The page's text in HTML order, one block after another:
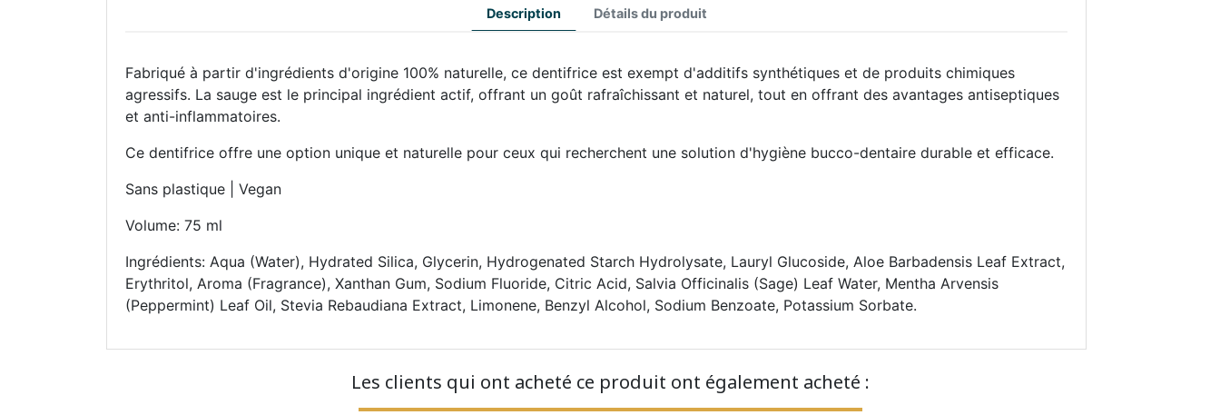
Description Détails du produit
Fabriqué à partir d'ingrédients d'origine 100% naturelle, ce dentifrice est exempt d'additifs synthétiques et de produits chimiques
agressifs. La sauge est le principal ingrédient actif, offrant un goût rafraîchissant et naturel, tout en offrant des avantages antiseptiques
et anti-inflammatoires.
Ce dentifrice offre une option unique et naturelle pour ceux qui recherchent une solution d'hygiène bucco-dentaire durable et efficace.
Sans plastique | Vegan
Volume: 75 ml
Ingrédients: Aqua (Water), Hydrated Silica, Glycerin, Hydrogenated Starch Hydrolysate, Lauryl Glucoside, Aloe Barbadensis Leaf Extract,
Erythritol, Aroma (Fragrance), Xanthan Gum, Sodium Fluoride, Citric Acid, Salvia Officinalis (Sage) Leaf Water, Mentha Arvensis
(Peppermint) Leaf Oil, Stevia Rebaudiana Extract, Limonene, Benzyl Alcohol, Sodium Benzoate, Potassium Sorbate.
Les clients qui ont acheté ce produit ont également acheté :